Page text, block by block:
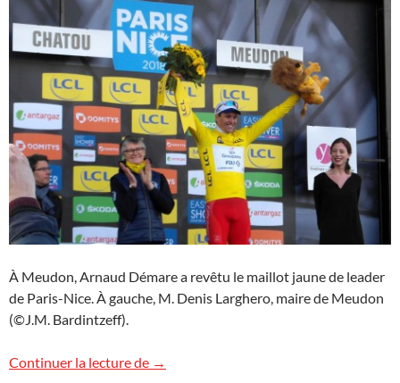
À Meudon, Arnaud Démare a revêtu le maillot jaune de leader
de Paris-Nice. À gauche, M. Denis Larghero, maire de Meudon
(©J.M. Bardintzeff).
Continuer la lecture de Paris-Nice cycliste grimpe à Meudon
→